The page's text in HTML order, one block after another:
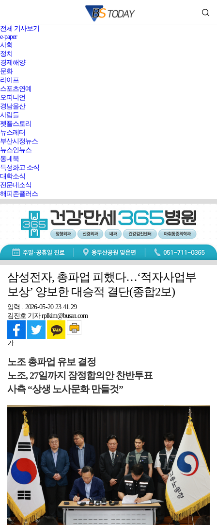
전체 기사보기
e-paper
사회
정치
경제해양
문화
라이프
스포츠연예
오피니언
경남울산
사람들
펫플스토리
뉴스레터
부산시정뉴스
뉴스인뉴스
동네북
특성화고 소식
대학소식
전문대소식
해피존플러스
삼성전자, 총파업 피했다…‘적자사업부
보상’ 양보한 대승적 결단(종합2보)
입력 : 2026-05-20 23:41:29
김진호 기자 rplkim@busan.com
가
노조 총파업 유보 결정
노조, 27일까지 잠정합의안 찬반투표
사측 “상생 노사문화 만들것”